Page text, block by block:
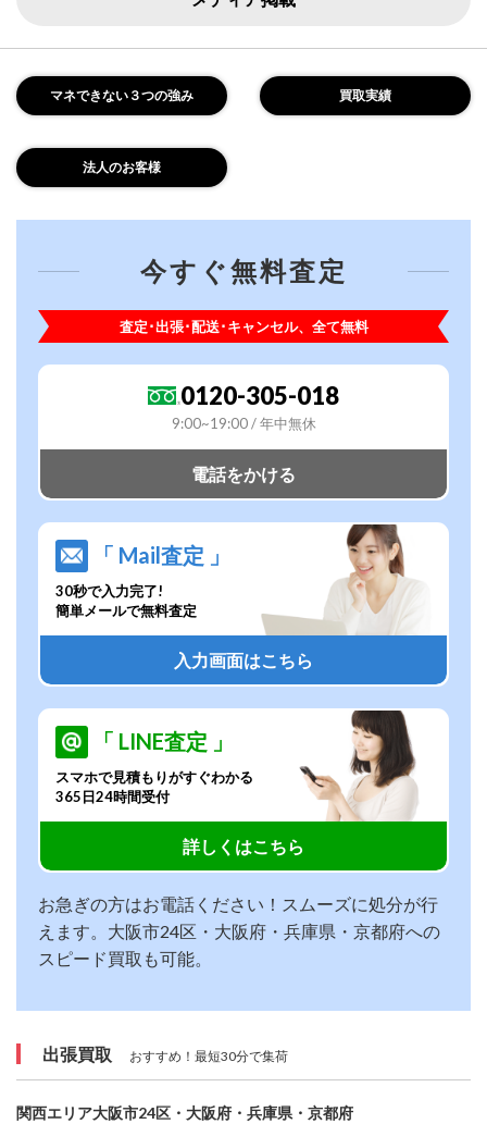
マネできない３つの強み 買取実績
法人のお客様
今すぐ無料査定
査定･出張･配送･キャンセル、全て無料
0120-305-018
9:00~19:00 / 年中無休
電話をかける
「 Mail査定 」
30秒で入力完了!
簡単メールで無料査定
入力画面はこちら
「 LINE査定 」
スマホで見積もりがすぐわかる
365日24時間受付
詳しくはこちら
お急ぎの方はお電話ください！スムーズに処分が行
えます。大阪市24区・大阪府・兵庫県・京都府への
スピード買取も可能。
出張買取 おすすめ！最短30分で集荷
関西エリア大阪市24区・大阪府・兵庫県・京都府